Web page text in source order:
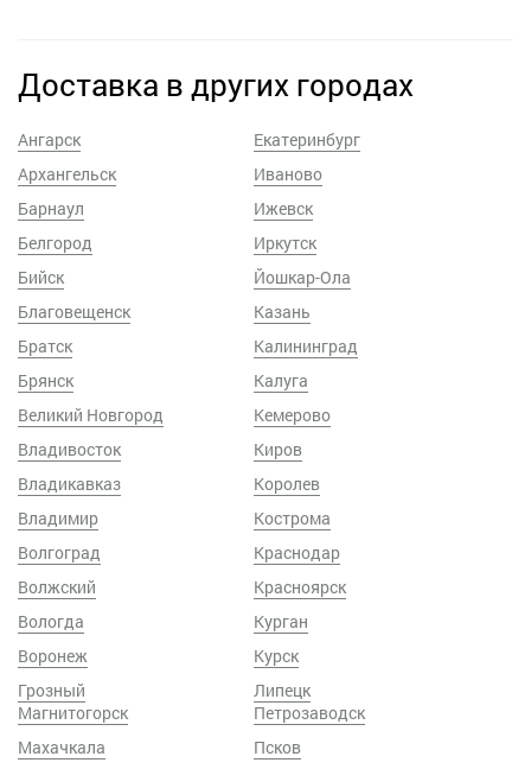
Доставка в других городах
Ангарск
Архангельск
Барнаул
Белгород
Бийск
Благовещенск
Братск
Брянск
Великий Новгород
Владивосток
Владикавказ
Владимир
Волгоград
Волжский
Вологда
Воронеж
Грозный
Екатеринбург
Иваново
Ижевск
Иркутск
Йошкар-Ола
Казань
Калининград
Калуга
Кемерово
Киров
Королев
Кострома
Краснодар
Красноярск
Курган
Курск
Липецк
Магнитогорск
Махачкала
Петрозаводск
Псков